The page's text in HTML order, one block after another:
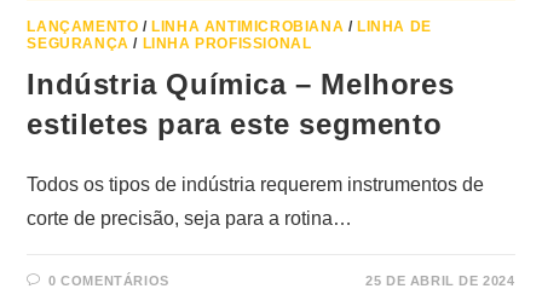
LANÇAMENTO /LINHA ANTIMICROBIANA /LINHA DE
SEGURANÇA / LINHA PROFISSIONAL
Indústria Química – Melhores
estiletes para este segmento
Todos os tipos de indústria requerem instrumentos de
corte de precisão, seja para a rotina…
0 COMENTÁRIOS 25 DE ABRIL DE 2024